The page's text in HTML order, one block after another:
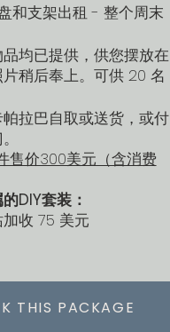
和支架出租 - 整个周末
均已提供，供您摆放在
稍后奉上。可供 20 名
拉巴自取或送货，或付
售价300美元（含消费
DIY套装：
收 75 美元
THIS PACKAGE